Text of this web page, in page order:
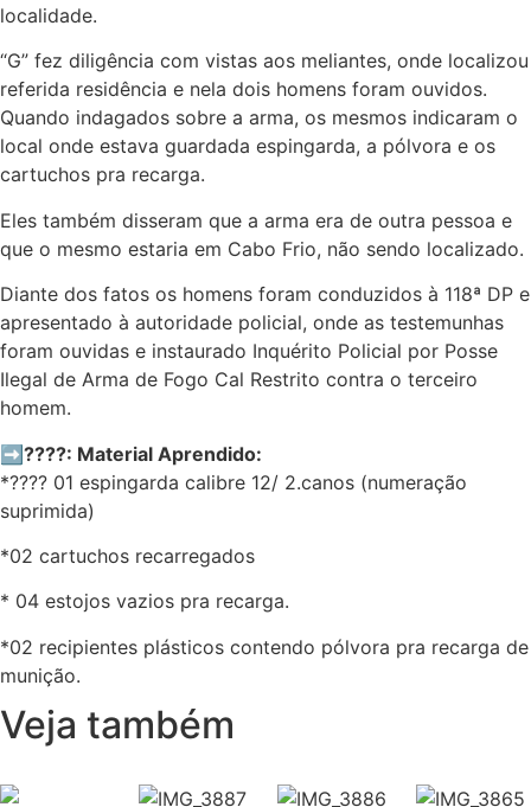
localidade.
“G” fez diligência com vistas aos meliantes, onde localizou
referida residência e nela dois homens foram ouvidos.
Quando indagados sobre a arma, os mesmos indicaram o
local onde estava guardada espingarda, a pólvora e os
cartuchos pra recarga.
Eles também disseram que a arma era de outra pessoa e
que o mesmo estaria em Cabo Frio, não sendo localizado.
Diante dos fatos os homens foram conduzidos à 118ª DP e
apresentado à autoridade policial, onde as testemunhas
foram ouvidas e instaurado Inquérito Policial por Posse
Ilegal de Arma de Fogo Cal Restrito contra o terceiro
homem.
➡????: Material Aprendido:
*???? 01 espingarda calibre 12/ 2.canos (numeração
suprimida)
*02 cartuchos recarregados
* 04 estojos vazios pra recarga.
*02 recipientes plásticos contendo pólvora pra recarga de
munição.
Veja também